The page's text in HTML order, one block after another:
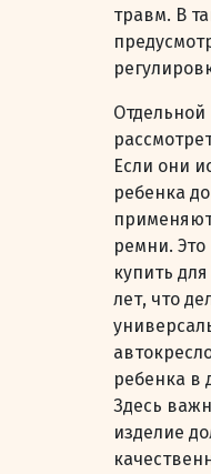
травм. В
Если они
ребенка
ремни.
купить
лет, что
ребенка в
Здесь
изделие